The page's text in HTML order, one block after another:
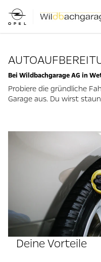
Bei Wildbachgarage AG in
Probiere die gründliche
Garage aus. Du wirst
Deine Vorteile